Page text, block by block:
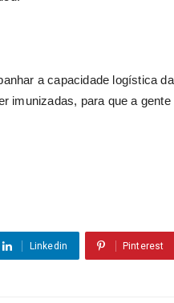
a capacidade logística
imunizadas, para que a
Linkedin Pinterest